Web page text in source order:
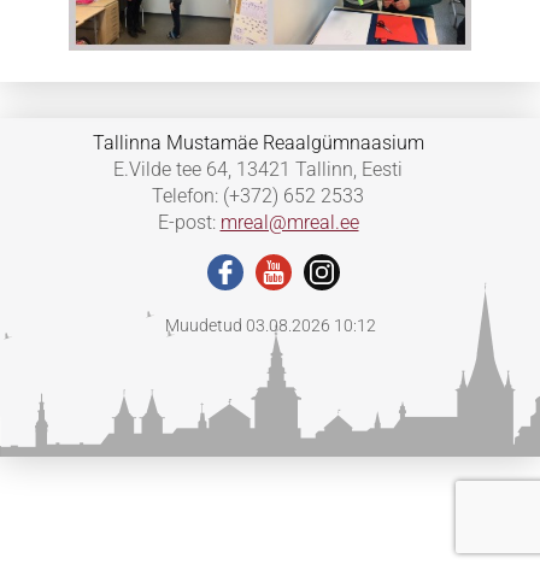
Tallinna Mustamäe Reaalgümnaasium
E.Vilde tee 64, 13421 Tallinn, Eesti
Telefon: (+372) 652 2533
E-post: mreal@mreal.ee
Muudetud 03.08.2026 10:12